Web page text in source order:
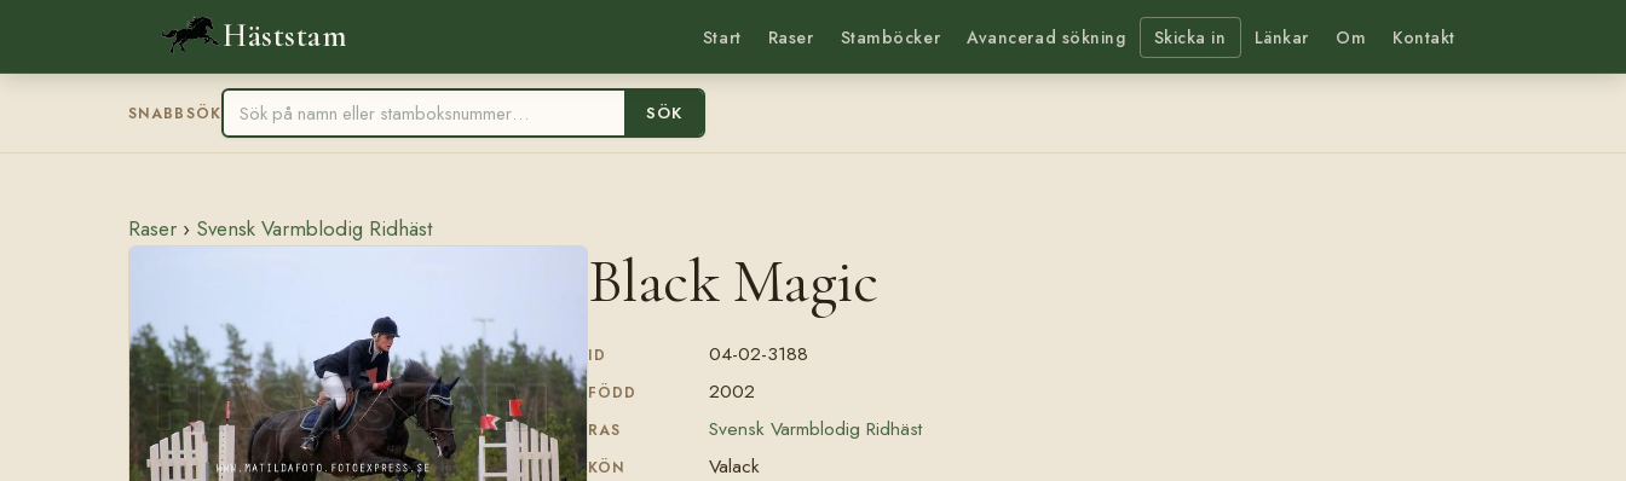
Häststam Start Raser Stamböcker Avancerad sökning Skicka in Länkar Om Kontakt
SNABBSÖK SÖK
Raser › Svensk Varmblodig Ridhäst
Black Magic
ID 04-02-3188
FÖDD 2002
RAS Svensk Varmblodig Ridhäst
KÖN Valack